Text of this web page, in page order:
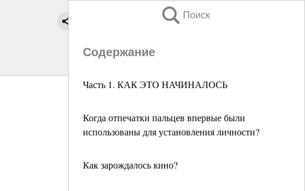
Поиск
Содержание
Часть 1. КАК ЭТО НАЧИНАЛОСЬ
Когда отпечатки пальцев впервые были
использованы для установления личности?
Как зарождалось кино?